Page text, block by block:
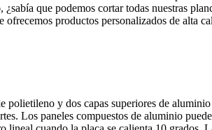
que podemos cortar todas nuestras
productos personalizados de alta
y dos capas superiores de
Los paneles compuestos de aluminio